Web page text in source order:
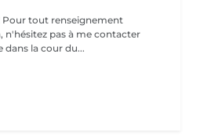
Pour tout renseignement
pas à me contacter
dans la cour du...